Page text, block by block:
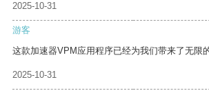
2025-10-31
游客
这款加速器VPM应用程序已经为我们带来了无限
2025-10-31